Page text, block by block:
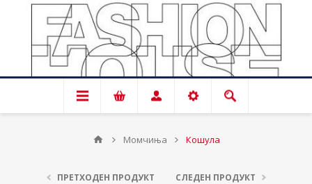
Момчиња Кошула
ПРЕТХОДЕН ПРОДУКТ СЛЕДЕН ПРОДУКТ